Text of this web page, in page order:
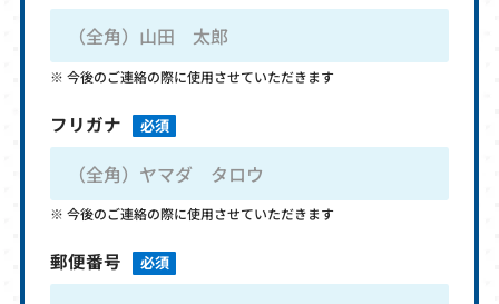
今後のご連絡の際に使用させていただきます
フリガナ 必須
今後のご連絡の際に使用させていただきます
郵便番号 必須